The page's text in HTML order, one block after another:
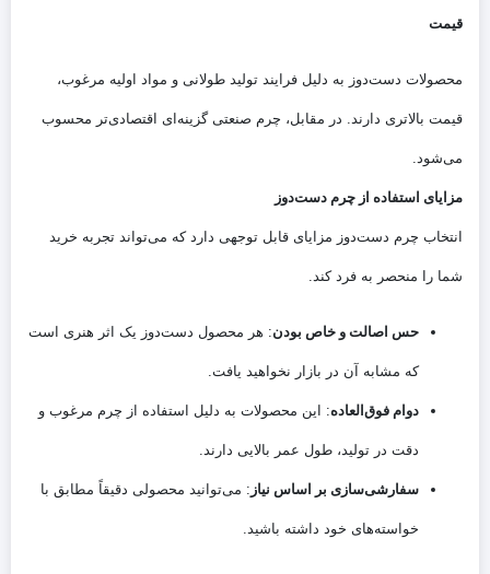
قیمت
محصولات دست‌دوز به دلیل فرایند تولید طولانی و مواد اولیه مرغوب،
قیمت بالاتری دارند. در مقابل، چرم صنعتی گزینه‌ای اقتصادی‌تر محسوب
می‌شود.
مزایای استفاده از چرم دست‌دوز
انتخاب چرم دست‌دوز مزایای قابل توجهی دارد که می‌تواند تجربه خرید
شما را منحصر به فرد کند.
حس اصالت و خاص بودن: هر محصول دست‌دوز یک اثر هنری است
که مشابه آن در بازار نخواهید یافت.
دوام فوق‌العاده: این محصولات به دلیل استفاده از چرم مرغوب و
دقت در تولید، طول عمر بالایی دارند.
سفارشی‌سازی بر اساس نیاز : می‌توانید محصولی دقیقاً مطابق با
خواسته‌های خود داشته باشید.